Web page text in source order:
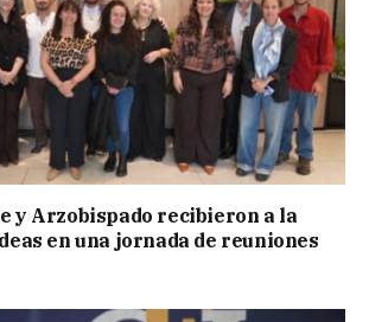
y Arzobispado recibieron a la
en una jornada de reuniones